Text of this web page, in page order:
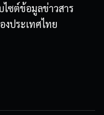
ไซต์ข้อมูลข่าวสาร
งประเทศไทย